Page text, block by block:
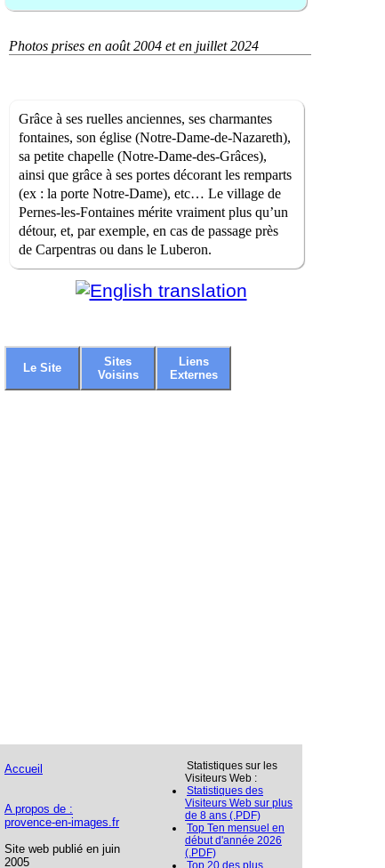
Photos prises en août 2004 et en juillet 2024
Grâce à ses ruelles anciennes, ses charmantes
fontaines, son église (Notre-Dame-de-Nazareth),
sa petite chapelle (Notre-Dame-des-Grâces),
ainsi que grâce à ses portes décorant les remparts
(ex : la porte Notre-Dame), etc… Le village de
Pernes-les-Fontaines mérite vraiment plus qu’un
détour, et, par exemple, en cas de passage près
de Carpentras ou dans le Luberon.
Le Site
Sites
Voisins
Liens
Externes
Accueil
A propos de :
provence-en-images.fr
Site web publié en juin
2005
Statistiques sur les
Visiteurs Web :
Statistiques des
Visiteurs Web sur plus
de 8 ans (.PDF)
Top Ten mensuel en
début d'année 2026
(.PDF)